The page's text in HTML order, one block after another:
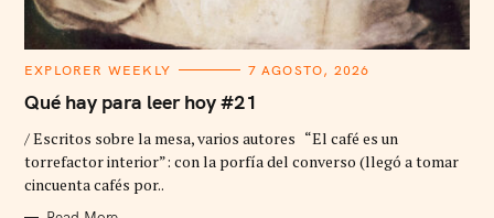
C
T
E
O
R
I
E
EXPLORER WEEKLY 7 AGOSTO, 2026
Qué hay para leer hoy #21
/ Escritos sobre la mesa, varios autores “El café es un
torrefactor interior”: con la porfía del converso (llegó a tomar
cincuenta cafés por..